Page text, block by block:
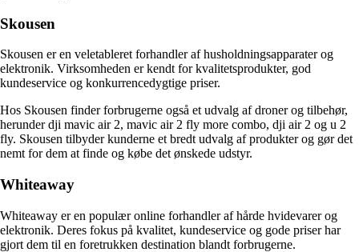
Skousen
Skousen er en veletableret forhandler af husholdningsapparater og
elektronik. Virksomheden er kendt for kvalitetsprodukter, god
kundeservice og konkurrencedygtige priser.
Hos Skousen finder forbrugerne også et udvalg af droner og tilbehør,
herunder dji mavic air 2, mavic air 2 fly more combo, dji air 2 og u 2
fly. Skousen tilbyder kunderne et bredt udvalg af produkter og gør det
nemt for dem at finde og købe det ønskede udstyr.
Whiteaway
Whiteaway er en populær online forhandler af hårde hvidevarer og
elektronik. Deres fokus på kvalitet, kundeservice og gode priser har
gjort dem til en foretrukken destination blandt forbrugerne.